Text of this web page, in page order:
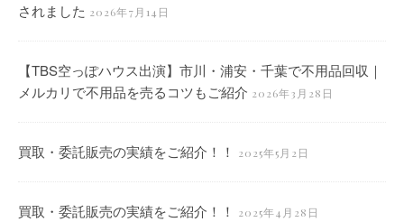
されました 2026年7月14日
【TBS空っぽハウス出演】市川・浦安・千葉で不用品回収｜
メルカリで不用品を売るコツもご紹介 2026年3月28日
買取・委託販売の実績をご紹介！！ 2025年5月2日
買取・委託販売の実績をご紹介！！ 2025年4月28日